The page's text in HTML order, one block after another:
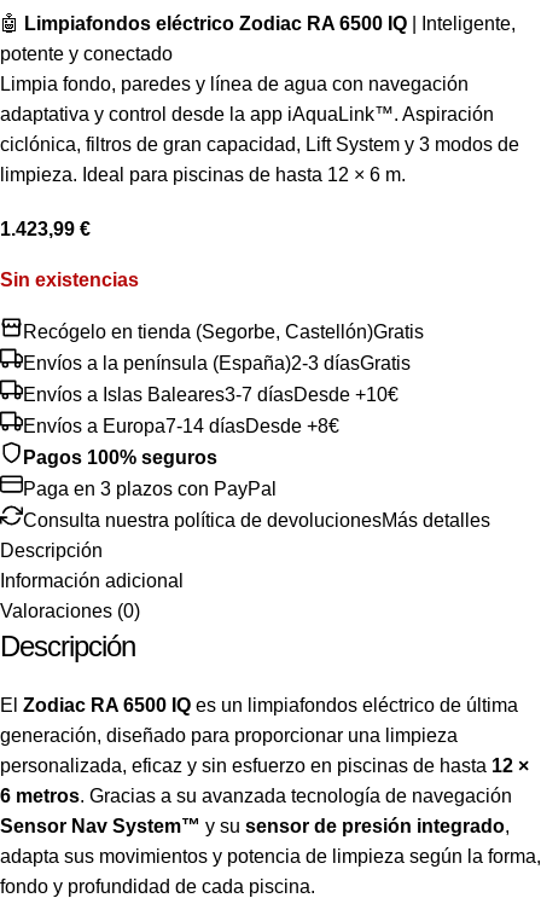
🤖 Limpiafondos eléctrico Zodiac RA 6500 IQ | Inteligente,
potente y conectado
Limpia fondo, paredes y línea de agua con navegación
adaptativa y control desde la app iAquaLink™. Aspiración
ciclónica, filtros de gran capacidad, Lift System y 3 modos de
limpieza. Ideal para piscinas de hasta 12 × 6 m.
1.423,99 €
Sin existencias
Recógelo en tienda (Segorbe, Castellón)Gratis
Envíos a la península (España)2-3 díasGratis
Envíos a Islas Baleares3-7 díasDesde +10€
Envíos a Europa7-14 díasDesde +8€
Pagos 100% seguros
Paga en 3 plazos con PayPal
Consulta nuestra política de devolucionesMás detalles
Descripción
Información adicional
Valoraciones (0)
Descripción
El Zodiac RA 6500 IQ es un limpiafondos eléctrico de última
generación, diseñado para proporcionar una limpieza
personalizada, eficaz y sin esfuerzo en piscinas de hasta 12 ×
6 metros. Gracias a su avanzada tecnología de navegación
Sensor Nav System™ y su sensor de presión integrado,
adapta sus movimientos y potencia de limpieza según la forma,
fondo y profundidad de cada piscina.